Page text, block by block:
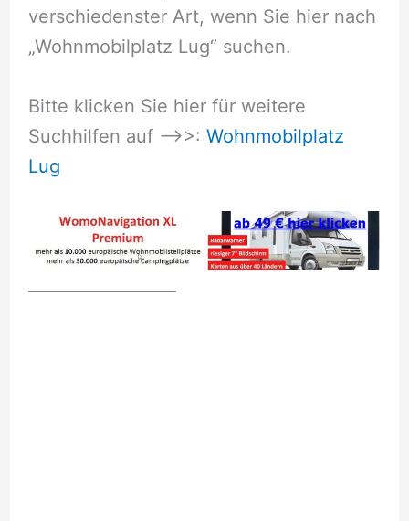
verschiedenster Art, wenn Sie hier nach
„Wohnmobilplatz Lug“ suchen.
Bitte klicken Sie hier für weitere
Suchhilfen auf –>>: Wohnmobilplatz
Lug